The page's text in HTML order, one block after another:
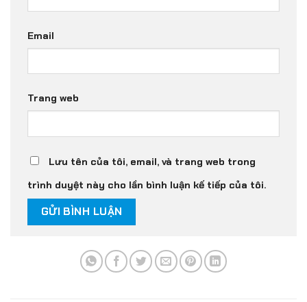
Email
Trang web
Lưu tên của tôi, email, và trang web trong
trình duyệt này cho lần bình luận kế tiếp của tôi.